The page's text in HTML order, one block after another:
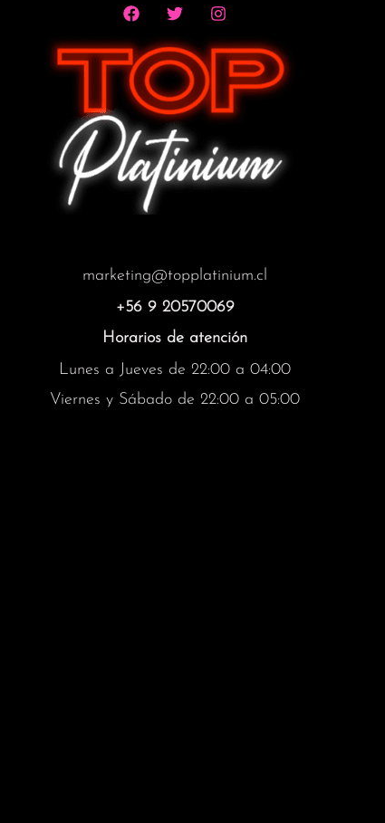
marketing@topplatinium.cl
+56 9 20570069
Horarios de atención
Lunes a Jueves de 22:00 a 04:00
Viernes y Sábado de 22:00 a 05:00